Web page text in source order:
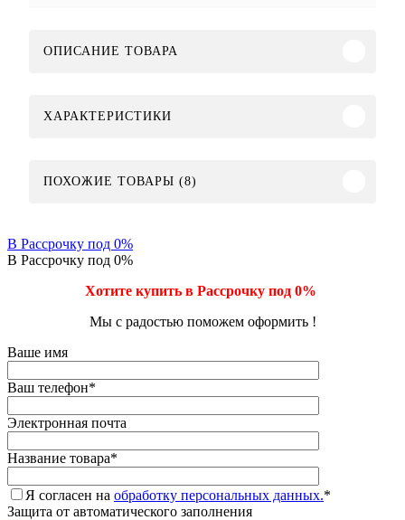
ОПИСАНИЕ ТОВАРА
ХАРАКТЕРИСТИКИ
ПОХОЖИЕ ТОВАРЫ (8)
В Рассрочку под 0%
В Рассрочку под 0%
Хотите купить в Рассрочку под 0%
Мы с радостью поможем оформить !
Ваше имя
Ваш телефон*
Электронная почта
Название товара*
Я согласен на обработку персональных данных.*
Защита от автоматического заполнения